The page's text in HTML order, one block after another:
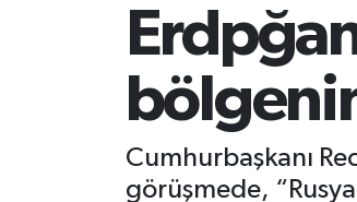
Cumhurbaşkanı
görüşmede,